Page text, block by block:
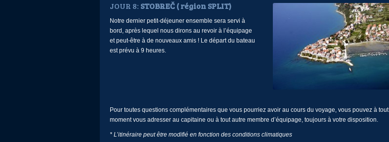
JOUR 8: STOBREČ ( région SPLIT)
Notre dernier petit-déjeuner ensemble sera servi à
bord, après lequel nous dirons au revoir à l’équipage
et peut-être à de nouveaux amis ! Le départ du bateau
est prévu à 9 heures.
Pour toutes questions complémentaires que vous pourriez avoir au cours du voyage, vous pouvez à tout
moment vous adresser au capitaine ou à tout autre membre d’équipage, toujours à votre disposition.
* L’itinéraire peut être modifié en fonction des conditions climatiques